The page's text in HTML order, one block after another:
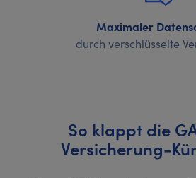
Maximaler
durch verschlüsselte
So klappt die
Versicherung-